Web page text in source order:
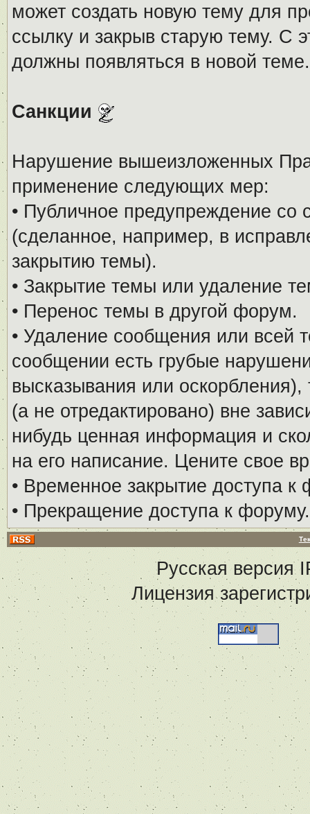
может создать новую тему для
ссылку и закрыв старую тему. С
должны появляться в новой теме.
Санкции
Нарушение вышеизложенных
применение следующих мер:
• Публичное предупреждение
(сделанное, например, в
закрытию темы).
• Закрытие темы или удаление
• Перенос темы в другой форум.
• Удаление сообщения или всей
сообщении есть грубые
высказывания или
(а не отредактировано) вне
нибудь ценная информация и
на его написание. Цените свое
• Временное закрытие доступа к
• Прекращение доступа к форуму.
Русская версия
Лицензия